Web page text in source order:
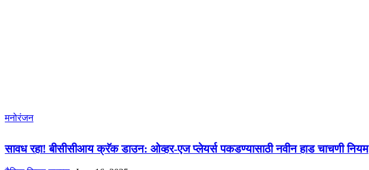
मनोरंजन
सावध रहा! बीसीसीआय क्रॅक डाउन: ओव्हर-एज प्लेयर्स पकडण्यासाठी नवीन हाड चाचणी नियम